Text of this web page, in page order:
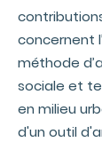
concernent
méthode
sociale et
en milieu
d'un outil